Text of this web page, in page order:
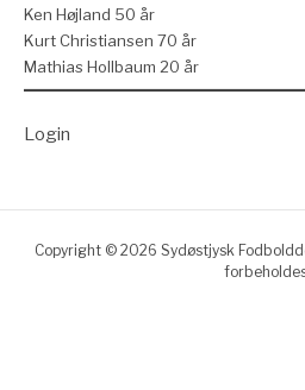
Ken Højland 50 år
Kurt Christiansen 70 år
Mathias Hollbaum 20 år
Login
Copyright © 2026 Sydøstjysk